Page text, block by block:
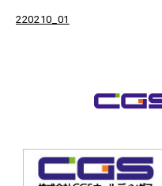
220210_01